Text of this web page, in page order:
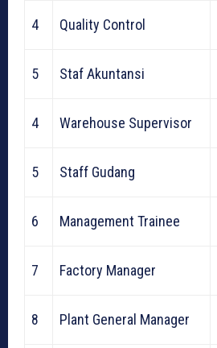
4 Quality Control
5 Staf Akuntansi
4 Warehouse Supervisor
5 Staff Gudang
6 Management Trainee
7 Factory Manager
8 Plant General Manager